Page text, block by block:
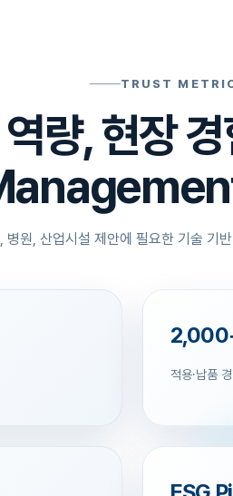
TRUST
량, 현장
병원, 산업시설 제안에 필요한 기술 기
적용·납품